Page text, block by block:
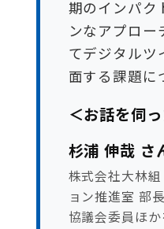
期のインパク
ンなアプロー
てデジタルツ
面する課題に
＜お話を伺
杉浦 伸哉 さ
株式会社大林
ョン推進室 部
協議会委員ほ